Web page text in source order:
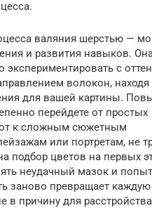
валяния шерстью —
и развития навыков.
экспериментировать с
волокон, находя
для вашей картины.
перейдете от простых
к сложным сюжетным
или портретам, не
подбор цветов на первых
неудачный мазок и
заново превращает
в причину для